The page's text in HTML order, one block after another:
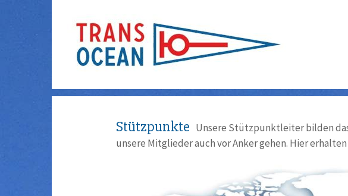
Stützpunkte Unsere Stützpunktleiter bilden
unsere Mitglieder auch vor Anker gehen. Hier